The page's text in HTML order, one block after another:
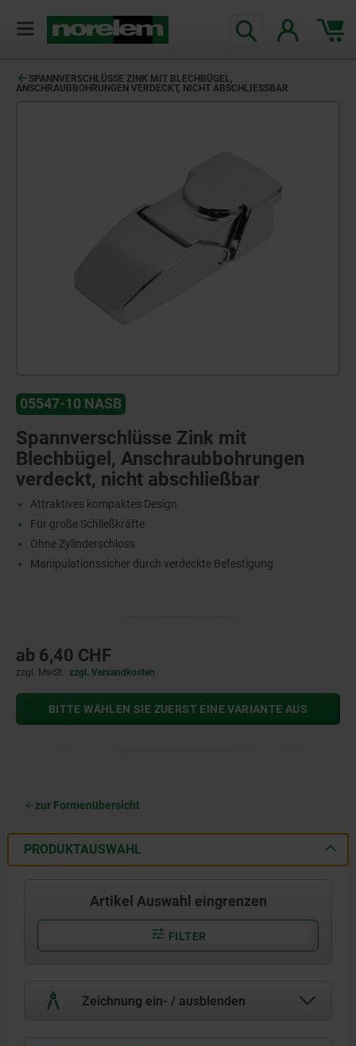
SPANNVERSCHLÜSSE ZINK MIT BLECHBÜGEL,
ANSCHRAUBBOHRUNGEN VERDECKT, NICHT ABSCHLIESSBAR
05547-10 NASB
Spannverschlüsse Zink mit
Blechbügel, Anschraubbohrungen
verdeckt, nicht abschließbar
Attraktives kompaktes Design
Für große Schließkräfte
Ohne Zylinderschloss
Manipulationssicher durch verdeckte Befestigung
ab 6,40 CHF
zzgl. MwSt. zzgl. Versandkosten
BITTE WÄHLEN SIE ZUERST EINE VARIANTE AUS
zur Formenübersicht
PRODUKTAUSWAHL
Artikel Auswahl eingrenzen
FILTER
Zeichnung ein- / ausblenden